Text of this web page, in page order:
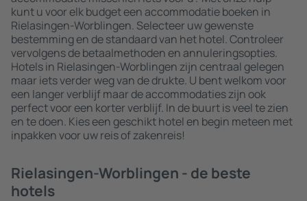
kunt u voor elk budget een accommodatie boeken in
Rielasingen-Worblingen. Selecteer uw gewenste
bestemming en de standaard van het hotel. Controleer
vervolgens de betaalmethoden en annuleringsopties.
Hotels in Rielasingen-Worblingen zijn centraal gelegen
maar iets verder weg van de drukte. U bent welkom voor
een langer verblijf maar de accommodaties zijn ook
perfect voor een korter verblijf. In de buurt is veel te zien
en te doen. Kies een geschikt hotel en begin meteen met
inpakken voor uw reis of zakenreis!
Rielasingen-Worblingen - de beste
hotels